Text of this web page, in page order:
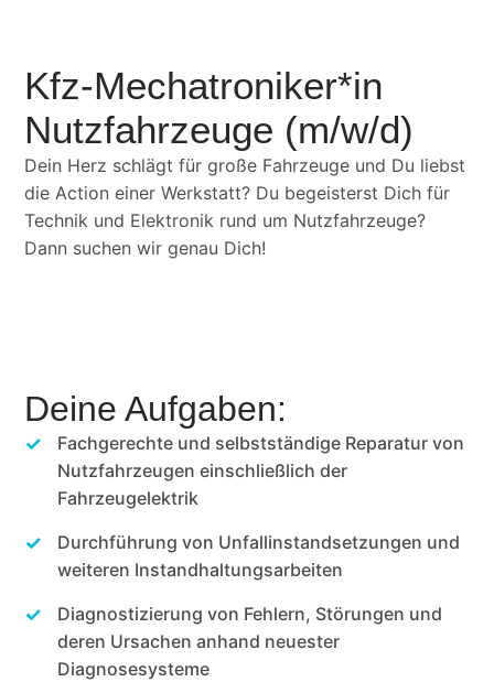
Kfz-Mechatroniker*in
Nutzfahrzeuge (m/w/d)
Dein Herz schlägt für große Fahrzeuge und Du liebst
die Action einer Werkstatt? Du begeisterst Dich für
Technik und Elektronik rund um Nutzfahrzeuge?
Dann suchen wir genau Dich!
Deine Aufgaben:
Fachgerechte und selbstständige Reparatur von
Nutzfahrzeugen einschließlich der
Fahrzeugelektrik
Durchführung von Unfallinstandsetzungen und
weiteren Instandhaltungsarbeiten
Diagnostizierung von Fehlern, Störungen und
deren Ursachen anhand neuester
Diagnosesysteme